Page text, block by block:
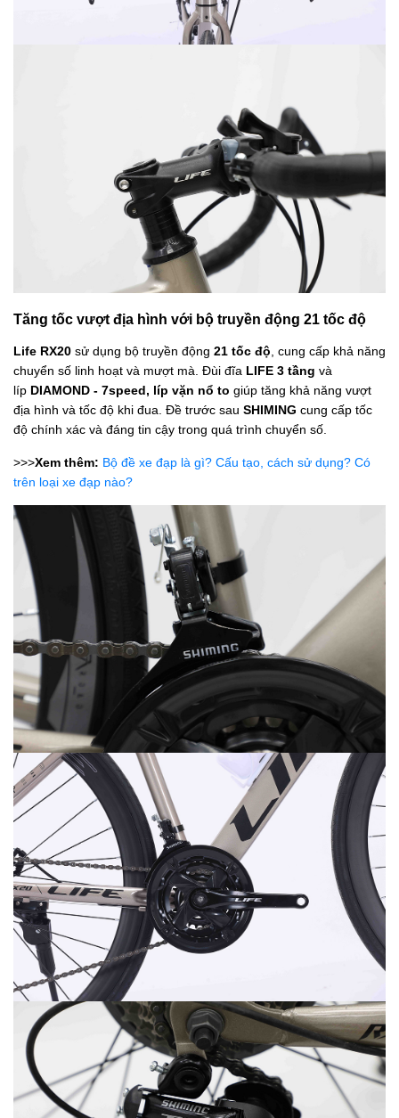
Tăng tốc vượt địa hình với bộ truyền động 21 tốc độ
Life RX20 sử dụng bộ truyền động 21 tốc độ , cung cấp khả năng
chuyển số linh hoạt và mượt mà. Đùi đĩa LIFE 3 tầng và
líp DIAMOND - 7speed, líp vặn nổ to giúp tăng khả năng vượt
địa hình và tốc độ khi đua. Đề trước sau SHIMING cung cấp tốc
độ chính xác và đáng tin cậy trong quá trình chuyển số.
>>>Xem thêm: Bộ đề xe đạp là gì? Cấu tạo, cách sử dụng? Có
trên loại xe đạp nào?